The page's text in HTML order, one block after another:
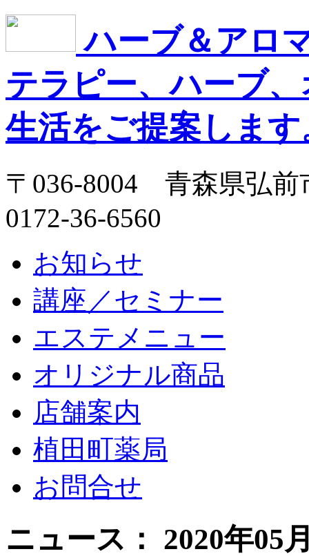
ハーブ＆アロ
テラピー、ハーブ
生活をご提案しま
〒036-8004 青森県弘
0172-36-6560
お知らせ
講座／セミナー
エステメニュー
オリジナル商品
店舗案内
植田町薬局
お問合せ
ニュース： 2020年05